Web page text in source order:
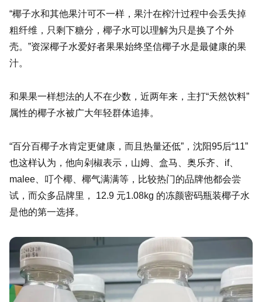
“椰子水和其他果汁可不一样，果汁在榨汁过程中会丢失掉
粗纤维，只剩下糖分，椰子水可以理解为只是换了个外
壳。”资深椰子水爱好者果果始终坚信椰子水是最健康的果
汁。
和果果一样想法的人不在少数，近两年来，主打“天然饮料”
属性的椰子水被广大年轻群体追捧。
“百分百椰子水肯定更健康，而且热量还低”，沈阳95后“11”
也这样认为，他向剁椒表示，山姆、盒马、奥乐齐、if、
malee、叮个椰、椰气满满等，比较热门的品牌他都会尝
试，而众多品牌里， 12.9 元1.08kg 的冻颜密码瓶装椰子水
是他的第一选择。